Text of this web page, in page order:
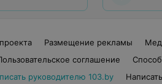
Размещение рекламы
соглашение
руководителю 103.by